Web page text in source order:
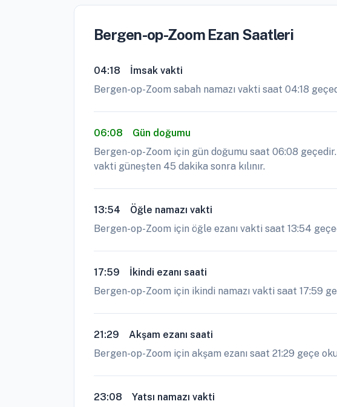
Bergen-op-Zoom Ezan Saatleri
04:18
İmsak vakti
Bergen-op-Zoom sabah namazı vakti saat 04:18
06:08
Gün doğumu
Bergen-op-Zoom için gün doğumu saat 06:08
vakti güneşten 45 dakika sonra kılınır.
13:54
Öğle namazı vakti
Bergen-op-Zoom için öğle ezanı vakti saat 13:54
17:59
İkindi ezanı saati
Bergen-op-Zoom için ikindi namazı vakti saat 17:59
21:29
Akşam ezanı saati
Bergen-op-Zoom için akşam ezanı saat 21:29 geçe
23:08
Yatsı namazı vakti